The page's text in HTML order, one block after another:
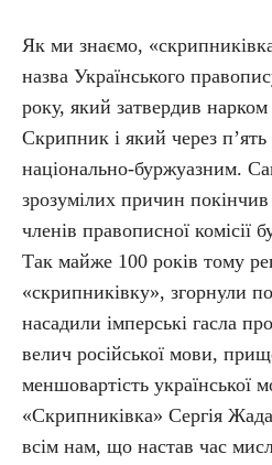
Як ми знаємо,
назва Українського
року, який затвердив
Скрипник і який через п’ять
національно-буржуазним.
зрозумілих причин
членів правописної
Так майже 100 років тому
«скрипниківку», згорнули
насадили імперські гасла
велич російської мови,
меншовартість української
«Скрипниківка» Сергія
всім нам, що настав час